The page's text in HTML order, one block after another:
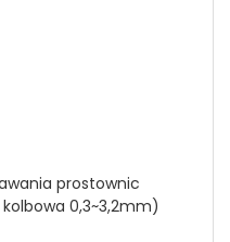
prostownic
0,3~3,2mm)